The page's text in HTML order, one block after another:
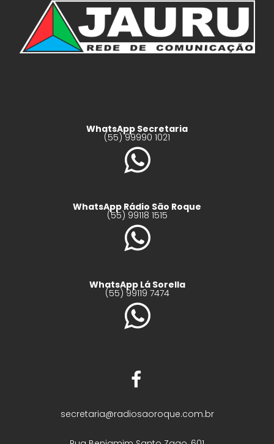
WhatsApp Secretaria
(55) 99990 1021
WhatsApp Rádio São Roque
(55) 99118 1515
WhatsApp Lá Sorella
(55) 99119 7474
secretaria@radiosaoroque.com.br